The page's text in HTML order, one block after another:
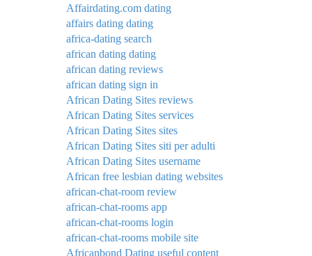
Affairdating.com dating
affairs dating dating
africa-dating search
african dating dating
african dating reviews
african dating sign in
African Dating Sites reviews
African Dating Sites services
African Dating Sites sites
African Dating Sites siti per adulti
African Dating Sites username
African free lesbian dating websites
african-chat-room review
african-chat-rooms app
african-chat-rooms login
african-chat-rooms mobile site
Africanbond Dating useful content